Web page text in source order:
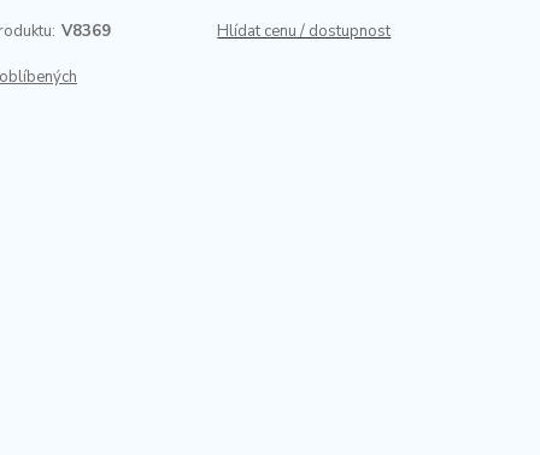
V8369 Hlídat cenu / dostupnost